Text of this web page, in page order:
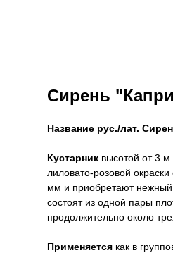
Сирень
Название рус./лат.
Кустарник высотой от 3
лиловато-розовой
мм и приобретают нежный
состоят из одной пары
продолжительно около
Применяется как в